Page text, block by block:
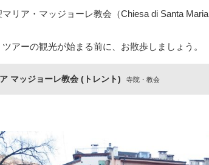
リア・マッジョーレ教会（Chiesa di Santa Maria
アーの観光が始まる前に、お散歩しましょう。
マッジョーレ教会 (トレント) 寺院・教会